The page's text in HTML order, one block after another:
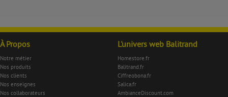
À Propos
Notre métier
Nos produits
Nos clients
Nos enseignes
Nos collaborateurs
L'univers web Balitrand
Homestore.fr
Balitrand.fr
Ciffreobona.fr
Salica.fr
AmbianceDiscount.com